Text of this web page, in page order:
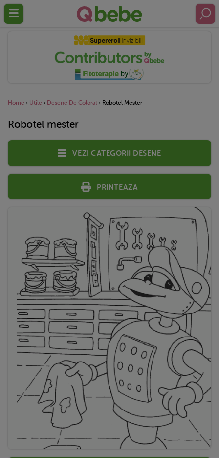
Home › Utile › Desene De Colorat › Robotel Mester
Robotel mester
Vezi categorii desene
Printeaza